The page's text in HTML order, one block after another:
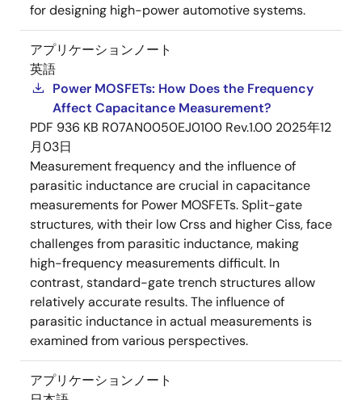
for designing high-power automotive systems.
アプリケーションノート
英語
Power MOSFETs: How Does the Frequency
Affect Capacitance Measurement?
PDF 936 KB R07AN0050EJ0100 Rev.1.00 2025年12
月03日
Measurement frequency and the influence of
parasitic inductance are crucial in capacitance
measurements for Power MOSFETs. Split-gate
structures, with their low Crss and higher Ciss, face
challenges from parasitic inductance, making
high-frequency measurements difficult. In
contrast, standard-gate trench structures allow
relatively accurate results. The influence of
parasitic inductance in actual measurements is
examined from various perspectives.
アプリケーションノート